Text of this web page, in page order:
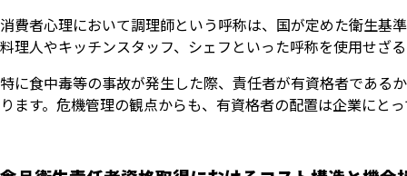
消費者心理において調理師という呼称は、国が定めた衛生基
料理人やキッチンスタッフ、シェフといった呼称を使用せざ
特に食中毒等の事故が発生した際、責任者が有資格者である
ります。危機管理の観点からも、有資格者の配置は企業にと